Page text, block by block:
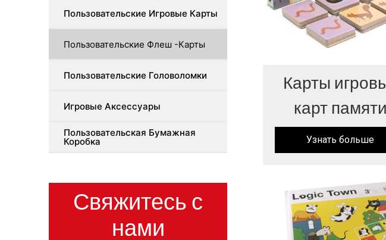
Пользовательские Игровые Карты
Пользовательские Флеш -карты
Пользовательские Головоломки
Игровые Аксессуары
Пользовательская Бумажная
Коробка
Свяжитесь с
нами
Карты
карт памяти
Узнать больше